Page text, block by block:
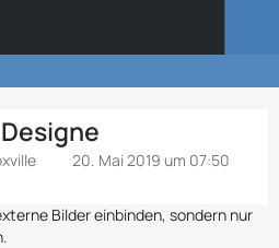
20. Mai 2019 um 07:50
Bilder einbinden, sondern nur